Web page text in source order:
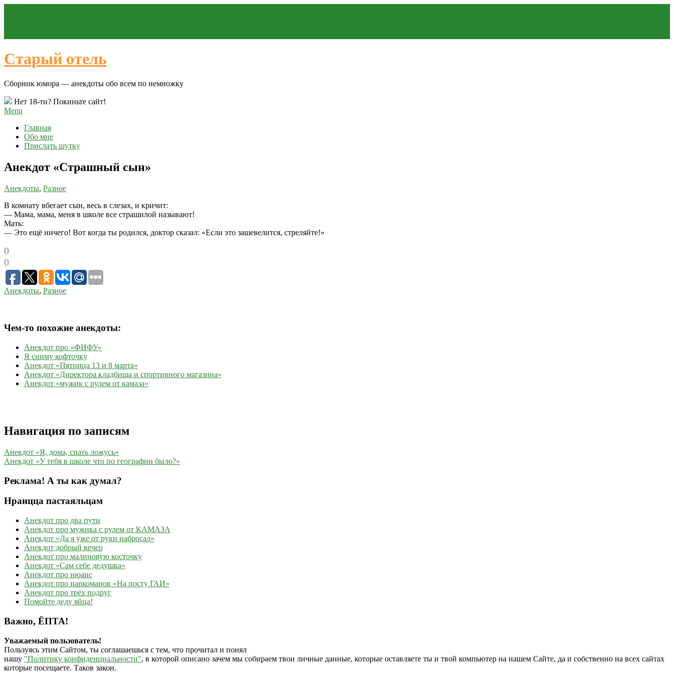
Старый отель
Сборник юмора — анекдоты обо всем по немножку
Нет 18-ти? Покиньте сайт!
Menu
Главная
Обо мне
Прислать шутку
Анекдот «Страшный сын»
Анекдоты, Разное
В комнату вбегает сын, весь в слезах, и кричит:
— Мама, мама, меня в школе все страшилой называют!
Мать:
— Это ещё ничего! Вот когда ты родился, доктор сказал: «Если это зашевелится, стреляйте!»
0
0
Анекдоты, Разное
Чем-то похожие анекдоты:
Анекдот про «ФИФУ»
Я сниму кофточку
Анекдот «Пятница 13 и 8 марта»
Анекдот «Директора кладбища и спортивного магазина»
Анекдот «мужик с рулем от камаза»
Навигация по записям
Анекдот «Я, дома, спать ложусь»
Анекдот «У тебя в школе что по географии было?»
Реклама! А ты как думал?
Нраицца пастаяльцам
Анекдот про два пути
Анекдот про мужика с рулем от КАМАЗА
Анекдот «Да я уже от руки набросал»
Анекдот добрый вечер
Анекдот про малиновую косточку
Анекдот «Сам себе дедушка»
Анекдот про нюанс
Анекдот про наркоманов «На посту ГАИ»
Анекдот про трёх подруг
Помойте деду яйца!
Важно, ЁПТА!
Уважаемый пользователь!
Пользуясь этим Сайтом, ты соглашаешься с тем, что прочитал и понял
нашу "Политику конфиденциальности", в которой описано зачем мы собираем твои личные данные, которые оставляете ты и твой компьютер на нашем Сайте, да и собственно на всех сайтах
которые посещаете. Таков закон.